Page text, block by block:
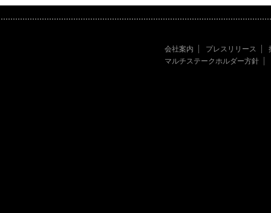
会社案内 プレスリリース
マルチステークホルダー方針